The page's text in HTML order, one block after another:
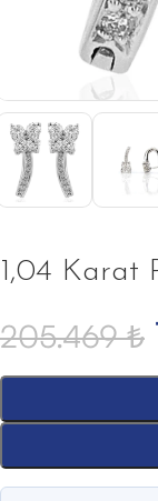
1,04 Karat
205.469₺